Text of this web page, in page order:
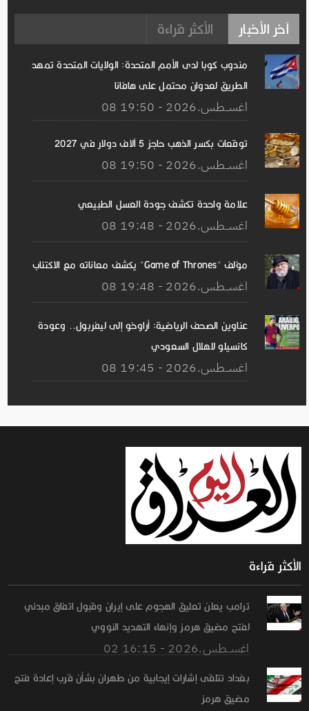
آخر الأخبار الأكثر قراءة
مندوب كوبا لدى الأمم المتحدة: الولايات المتحدة تمهد
الطريق لعدوان محتمل على هافانا
08 اغســطس.2026 - 19:50
توقعات بكسر الذهب حاجز 5 آلاف دولار في 2027
08 اغســطس.2026 - 19:50
علامة واحدة تكشف جودة العسل الطبيعي
08 اغســطس.2026 - 19:48
مؤلف "Game of Thrones" يكشف معاناته مع الاكتئاب
08 اغســطس.2026 - 19:48
عناوين الصحف الرياضية: أراوخو إلى ليفربول.. وعودة
كانسيلو للهلال السعودي
08 اغســطس.2026 - 19:45
الأكثر قراءة
ترامب يعلن تعليق الهجوم على إيران وقبول اتفاق مبدئي
لفتح مضيق هرمز وإنهاء التهديد النووي
02 اغســطس.2026 - 16:15
بغداد تتلقى إشارات إيجابية من طهران بشأن قرب إعادة فتح
مضيق هرمز